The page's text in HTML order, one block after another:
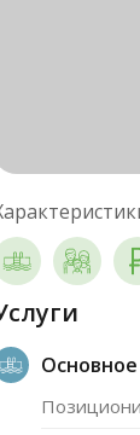
Основное